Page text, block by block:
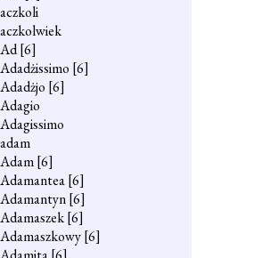
aczkoli
aczkolwiek
Ad[6]
Adadżissimo [6]
Adadżjo [6]
Adagio
Adagissimo
adam
Adam[6]
Adamantea[6]
Adamantyn[6]
Adamaszek[6]
Adamaszkowy[6]